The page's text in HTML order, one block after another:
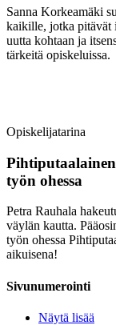
Sanna Korkeamäki
kaikille, jotka pitävät
uutta kohtaan ja
tärkeitä opiskeluissa.
Opiskelijatarina
työn ohessa
Petra Rauhala
väylän kautta.
työn ohessa
aikuisena!
Sivunumerointi
Näytä lisää